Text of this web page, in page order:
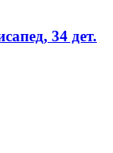
34 дет.